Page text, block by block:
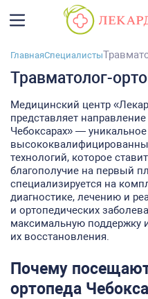
ГлавнаяСпециалисты
Травматолог-
Медицинский центр
представляет
Чебоксарах» —
технологий, которое
благополучие на первый
специализируется на
диагностике, лечению и
и ортопедических
максимальную поддержку
их восстановления.
Почему
ортопеда